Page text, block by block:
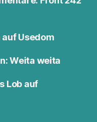
auf Usedom
Weita weita
Lob auf